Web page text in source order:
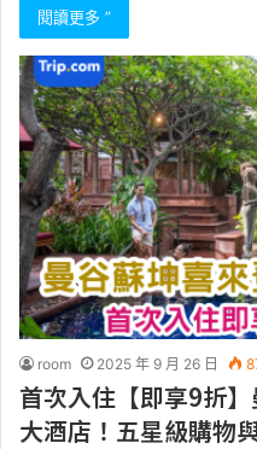
閱讀更多 ”
room 2025 年 9 月 26 日
首次入住【即享9折
大酒店！五星級購物